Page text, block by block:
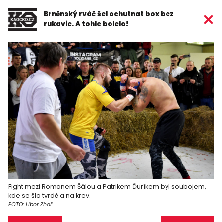
Brněnský rváč šel ochutnat box bez
rukavic. A tohle bolelo!
Fight mezi Romanem Šálou a Patrikem Ďuríkem byl soubojem,
kde se šlo tvrdě a na krev.
FOTO: Libor Zhoř